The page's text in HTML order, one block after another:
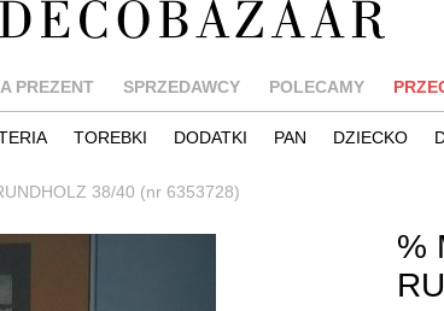
PREZENT SPRZEDAWCY POLECAMY
TOREBKI DODATKI PAN DZIECKO
38/40 (nr 6353728)
%